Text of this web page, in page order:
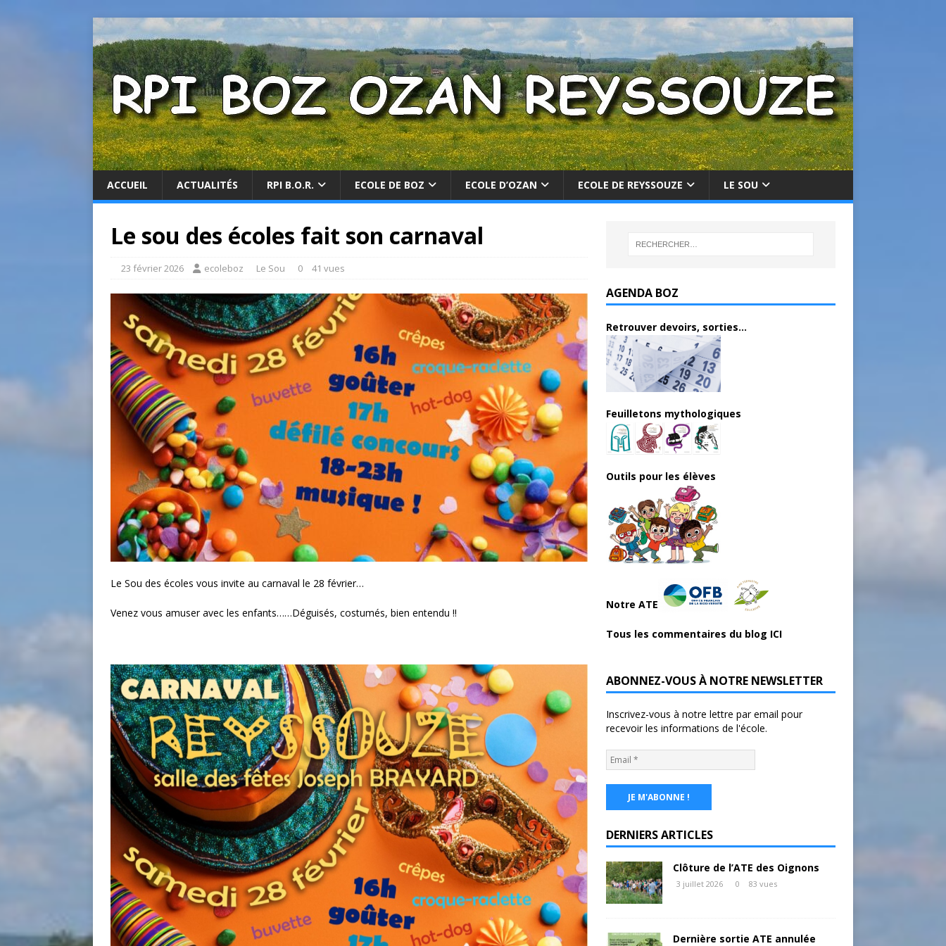
ACCUEIL ACTUALITÉS RPI B.O.R. ECOLE DE BOZ ECOLE D’OZAN ECOLE DE REYSSOUZE LE SOU
Le sou des écoles fait son carnaval
23 février 2026 ecoleboz Le Sou 0 41 vues
Le Sou des écoles vous invite au carnaval le 28 février…
Venez vous amuser avec les enfants……Déguisés, costumés, bien entendu !!
AGENDA BOZ
Retrouver devoirs, sorties...
Feuilletons mythologiques
Outils pour les élèves
Notre ATE
Tous les commentaires du blog ICI
ABONNEZ-VOUS À NOTRE NEWSLETTER
Inscrivez-vous à notre lettre par email pour
recevoir les informations de l'école.
DERNIERS ARTICLES
Clôture de l’ATE des Oignons
3 juillet 2026 0 83 vues
Dernière sortie ATE annulée